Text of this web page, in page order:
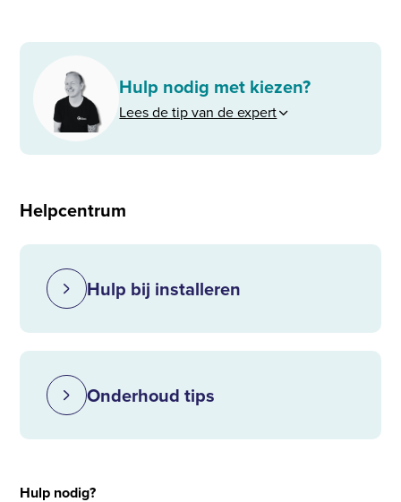
Hulp nodig met kiezen?
Lees de tip van de expert
Helpcentrum
Hulp bij installeren
Onderhoud tips
Hulp nodig?